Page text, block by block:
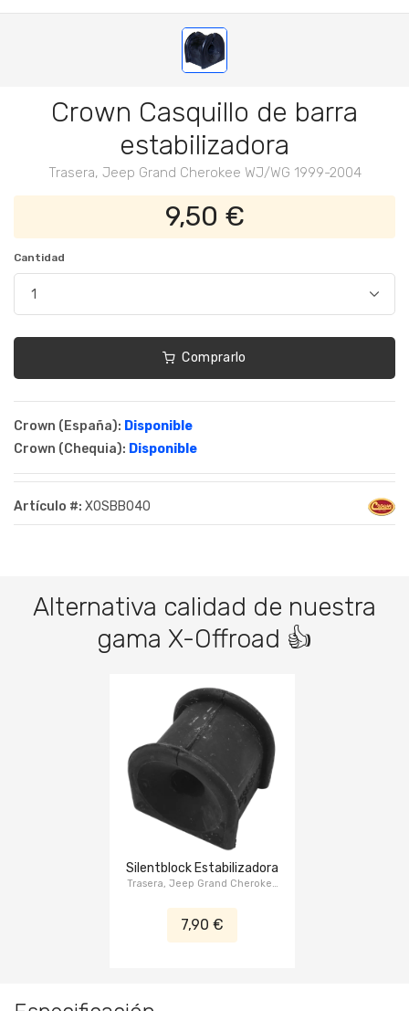
Crown Casquillo de barra
estabilizadora
Trasera, Jeep Grand Cherokee WJ/WG 1999-2004
9,50 €
Cantidad
Comprarlo
Crown (España): Disponible
Crown (Chequia): Disponible
Artículo #: XOSBB040
Alternativa calidad de nuestra
gama X-Offroad 👍
Silentblock Estabilizadora
Trasera, Jeep Grand Cherokee
7,90 €